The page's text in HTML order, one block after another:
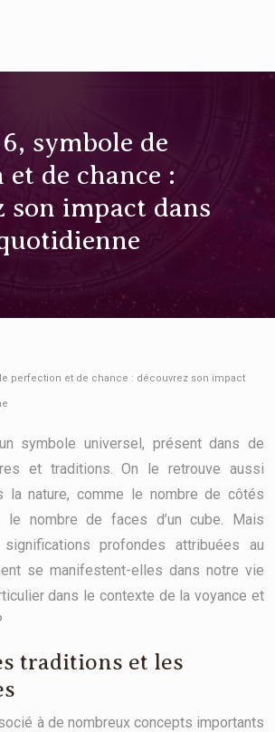
symbole de
de chance :
son impact dans
perfection et de chance : découvrez son impact
symbole universel, présent dans de
et traditions. On le retrouve aussi
la nature, comme le nombre de côtés
le nombre de faces d’un cube. Mais
profondes attribuées au
se manifestent-elles dans notre vie
dans le contexte de la voyance et
traditions et les
à de nombreux concepts importants